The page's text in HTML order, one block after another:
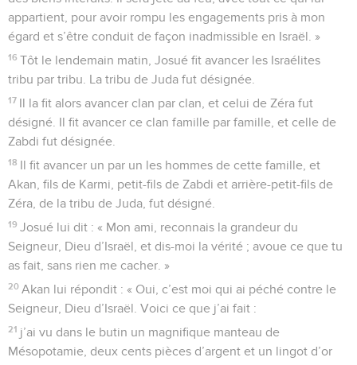
appartient, pour avoir rompu les engagements pris à mon
égard et s’être conduit de façon inadmissible en Israël. »
16 Tôt le lendemain matin, Josué fit avancer les Israélites
tribu par tribu. La tribu de Juda fut désignée.
17 Il la fit alors avancer clan par clan, et celui de Zéra fut
désigné. Il fit avancer ce clan famille par famille, et celle de
Zabdi fut désignée.
18 Il fit avancer un par un les hommes de cette famille, et
Akan, fils de Karmi, petit-fils de Zabdi et arrière-petit-fils de
Zéra, de la tribu de Juda, fut désigné.
19 Josué lui dit : « Mon ami, reconnais la grandeur du
Seigneur, Dieu d’Israël, et dis-moi la vérité ; avoue ce que tu
as fait, sans rien me cacher. »
20 Akan lui répondit : « Oui, c’est moi qui ai péché contre le
Seigneur, Dieu d’Israël. Voici ce que j’ai fait :
21 j’ai vu dans le butin un magnifique manteau de
Mésopotamie, deux cents pièces d’argent et un lingot d’or